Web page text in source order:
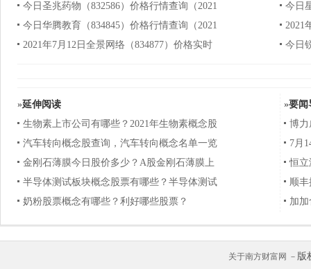
今日圣兆药物（832586）价格行情查询（2021
今日
今日华腾教育（834845）价格行情查询（2021
2021
2021年7月12日全景网络（834877）价格实时
今日
»延伸阅读
生物素上市公司有哪些？2021年生物素概念股
汽车转向概念股查询，汽车转向概念名单一览
金刚石薄膜今日股价多少？A股金刚石薄膜上
半导体测试板块概念股票有哪些？半导体测试
奶粉股票概念有哪些？利好哪些股票？
»要闻
博力
7月
恒立
顺
加
关于南方财富网 － 版